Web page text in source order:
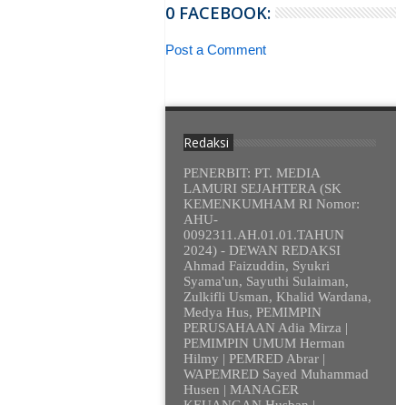
0 FACEBOOK:
Post a Comment
Redaksi
PENERBIT: PT. MEDIA
LAMURI SEJAHTERA (SK
KEMENKUMHAM RI Nomor:
AHU-
0092311.AH.01.01.TAHUN
2024) - DEWAN REDAKSI
Ahmad Faizuddin, Syukri
Syama'un, Sayuthi Sulaiman,
Zulkifli Usman, Khalid Wardana,
Medya Hus, PEMIMPIN
PERUSAHAAN Adia Mirza |
PEMIMPIN UMUM Herman
Hilmy | PEMRED Abrar |
WAPEMRED Sayed Muhammad
Husen | MANAGER